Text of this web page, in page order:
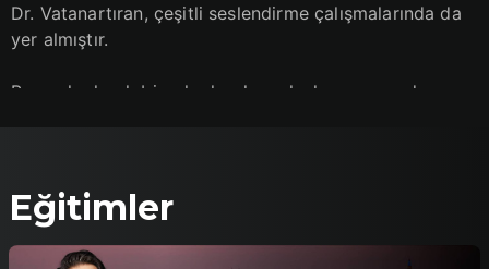
Dr. Vatanartıran, çeşitli seslendirme çalışmalarında da
yer almıştır.
Buna ek olarak birçok ulusal ve uluslararası medya
Müdür Yardımcısı olarak görev yapmaktadır.
Eğitimler